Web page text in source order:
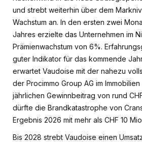
und strebt weiterhin über dem
Wachstum an. In den ersten zwei
Jahres erzielte das Unternehmen im
Prämienwachstum von 6%.
guter Indikator für das kommende
erwartet Vaudoise mit der nahezu
der Procimmo Group AG im
jährlichen Gewinnbeitrag von rund
dürfte die Brandkatastrophe von
Ergebnis 2026 mit mehr als CHF 10
Bis 2028 strebt Vaudoise einen